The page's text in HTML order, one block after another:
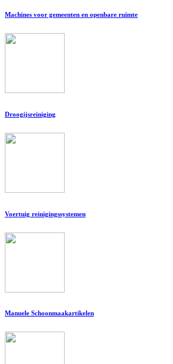
Machines voor gemeenten en openbare ruimte
Droogijsreiniging
Voertuig reinigingssystemen
Manuele Schoonmaakartikelen